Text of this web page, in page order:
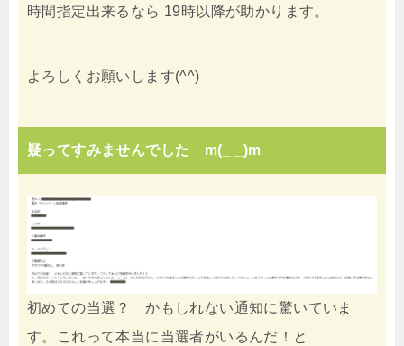
時間指定出来るなら 19時以降が助かります。
よろしくお願いします(^^)
疑ってすみませんでした m(_ _)m
初めての当選？ かもしれない通知に驚いていま
す。これって本当に当選者がいるんだ！と